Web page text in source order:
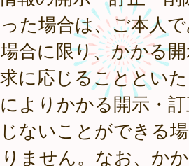
た場合は、ご本人
合に限り、かかる
に応じることとい
よりかかる開示・
ないことができる
ません。なお、か